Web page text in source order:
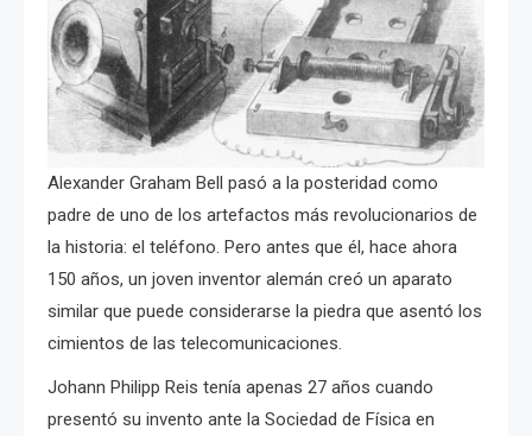
Alexander Graham Bell pasó a la posteridad como
padre de uno de los artefactos más revolucionarios de
la historia: el teléfono. Pero antes que él, hace ahora
150 años, un joven inventor alemán creó un aparato
similar que puede considerarse la piedra que asentó los
cimientos de las telecomunicaciones.
Johann Philipp Reis tenía apenas 27 años cuando
presentó su invento ante la Sociedad de Física en